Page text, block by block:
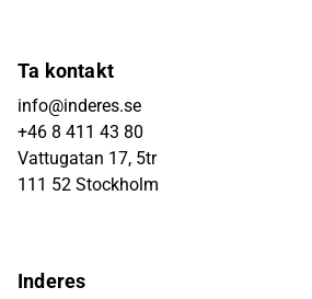
Ta kontakt
info@inderes.se
+46 8 411 43 80
Vattugatan 17, 5tr
111 52 Stockholm
Inderes